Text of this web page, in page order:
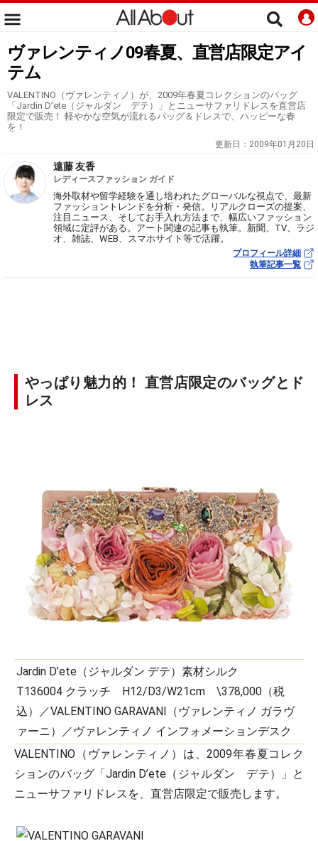
ヴァレンティノ09春夏、直営店限定アイ
テム
VALENTINO（ヴァレンティノ）が、2009年春夏コレクションのバッグ
「Jardin D’ete（ジャルダン デテ）」とニューサファリドレスを直営店
限定で販売！ 軽やかな空気が流れるバッグ＆ドレスで、ハッピーな春
を！
更新日： 2009年01月20日
遠藤 友香
レディースファッション ガイド
海外取材や留学経験を通し培われたグローバルな視点で、最新
ファッショントレンドを分析・発信。リアルクローズの提案、
注目ニュース、そしてお手入れ方法まで、幅広いファッション
領域に定評がある。アート関連の記事も執筆。新聞、TV、ラジ
オ、雑誌、WEB、スマホサイト等で活躍。
プロフィール詳細
執筆記事一覧
やっぱり魅力的！ 直営店限定のバッグとド
レス
Jardin D’ete（ジャルダン デテ）素材シルク
T136004 クラッチ H12/D3/W21cm \378,000（税
込）／VALENTINO GARAVANI（ヴァレンティノ ガラヴ
ァーニ）／ヴァレンティノ インフォメーションデスク
VALENTINO（ヴァレンティノ）は、2009年春夏コレク
ションのバッグ「Jardin D’ete（ジャルダン デテ）」と
ニューサファリドレスを、直営店限定で販売します。